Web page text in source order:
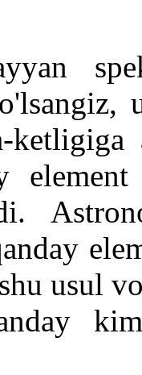
ketligiga
element
usul